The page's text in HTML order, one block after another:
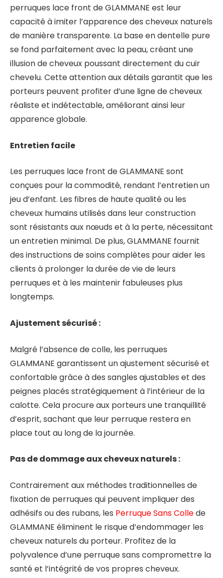
perruques lace front de GLAMMANE est leur
capacité à imiter l’apparence des cheveux naturels
de manière transparente. La base en dentelle pure
se fond parfaitement avec la peau, créant une
illusion de cheveux poussant directement du cuir
chevelu. Cette attention aux détails garantit que les
porteurs peuvent profiter d’une ligne de cheveux
réaliste et indétectable, améliorant ainsi leur
apparence globale.
Entretien facile
Les perruques lace front de GLAMMANE sont
conçues pour la commodité, rendant l’entretien un
jeu d’enfant. Les fibres de haute qualité ou les
cheveux humains utilisés dans leur construction
sont résistants aux nœuds et à la perte, nécessitant
un entretien minimal. De plus, GLAMMANE fournit
des instructions de soins complètes pour aider les
clients à prolonger la durée de vie de leurs
perruques et à les maintenir fabuleuses plus
longtemps.
Ajustement sécurisé :
Malgré l’absence de colle, les perruques
GLAMMANE garantissent un ajustement sécurisé et
confortable grâce à des sangles ajustables et des
peignes placés stratégiquement à l’intérieur de la
calotte. Cela procure aux porteurs une tranquillité
d’esprit, sachant que leur perruque restera en
place tout au long de la journée.
Pas de dommage aux cheveux naturels :
Contrairement aux méthodes traditionnelles de
fixation de perruques qui peuvent impliquer des
adhésifs ou des rubans, les Perruque Sans Collede
GLAMMANE éliminent le risque d’endommager les
cheveux naturels du porteur. Profitez de la
polyvalence d’une perruque sans compromettre la
santé et l’intégrité de vos propres cheveux.